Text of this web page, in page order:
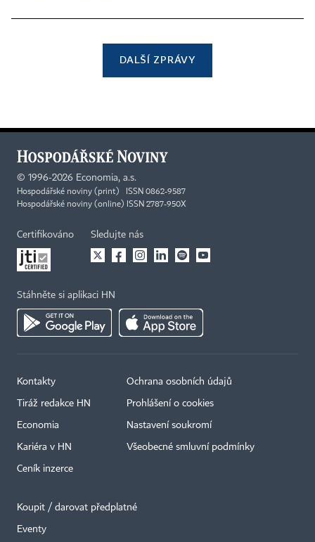
DALŠÍ ZPRÁVY
© 1996-2026 Economia, a.s.
Hospodářské noviny (print) ISSN 0862-9587
Hospodářské noviny (online) ISSN 2787-950X
Certifikováno Sledujte nás
Stáhněte si aplikaci HN
Kontakty
Tiráž redakce HN
Economia
Kariéra v HN
Ceník inzerce
Ochrana osobních údajů
Prohlášení o cookies
Nastavení soukromí
Všeobecné smluvní podmínky
Koupit / darovat předplatné
Eventy